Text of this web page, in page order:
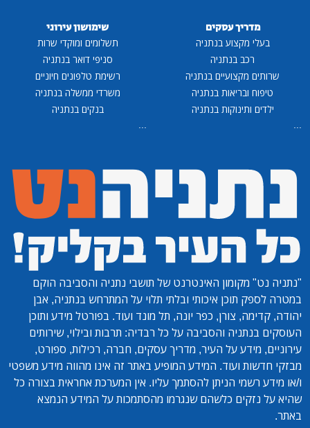
מדריך עסקים
בעלי מקצוע בנתניה
רכב בנתניה
שרותים מקצועיים בנתניה
טיפוח ובריאות בנתניה
ילדים ותינוקות בנתניה
...
שימושון עירוני
תשלומים ומוקדי שרות
סניפי דואר בנתניה
רשימת טלפונים חיוניים
משרדי ממשלה בנתניה
בנקים בנתניה
...
"נתניה נט" מקומון האינטרנט של תושבי נתניה והסביבה הוקם
במטרה לספק תוכן איכותי ובלתי תלוי על המתרחש בנתניה, אבן
יהודה, קדימה, צורן, כפר יונה, תל מונד ועוד. בפורטל מידע ותוכן
העוסקים בנתניה והסביבה על כל רבדיה: תרבות ובילוי, שירותים
עירוניים, מידע על העיר, מדריך עסקים, חברה, רכילות, ספורט,
מבזקי חדשות ועוד. המידע המופיע באתר זה אינו מהווה מידע משפטי
ו/או מידע רשמי הניתן להסתמך עליו. אין המערכת אחראית בצורה כל
שהיא על נזקים כלשהם שנגרמו מהסתמכות על המידע הנמצא
באתר.